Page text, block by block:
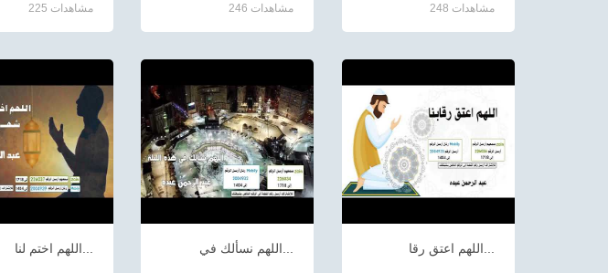
225 مشاهدات 246 مشاهدات 248 مشاهدات